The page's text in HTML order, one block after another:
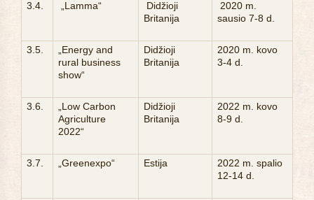
3.4. „Lamma“
Didžioji
Britanija
2020 m.
sausio 7-8 d.
3.5.
„Energy and
rural business
show“
Didžioji
Britanija
2020 m. kovo
3-4 d.
3.6.
„Low Carbon
Agriculture
2022“
Didžioji
Britanija
2022 m. kovo
8-9 d.
3.7. „Greenexpo“ Estija
2022 m. spalio
12-14 d.